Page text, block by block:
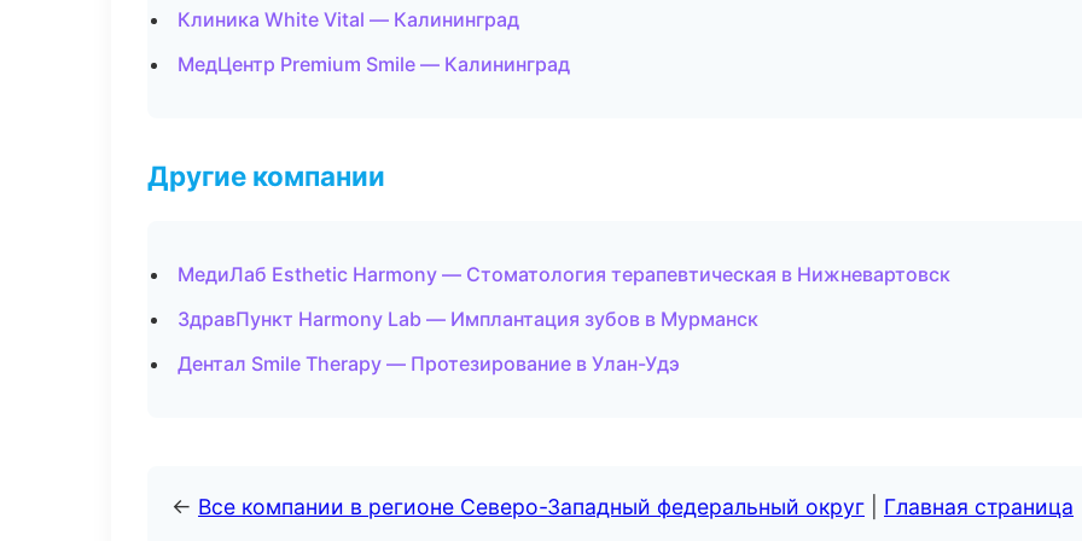
Клиника White Vital — Калининград
МедЦентр Premium Smile — Калининград
Другие компании
МедиЛаб Esthetic Harmony — Стоматология терапевтическая в Нижневартовск
ЗдравПункт Harmony Lab — Имплантация зубов в Мурманск
Дентал Smile Therapy — Протезирование в Улан-Удэ
← Все компании в регионе Северо-Западный федеральный округ Главная страница